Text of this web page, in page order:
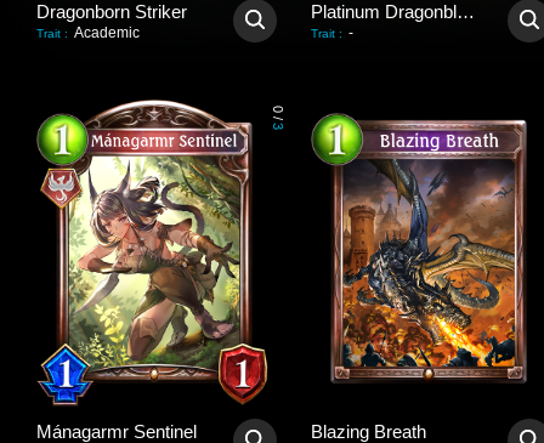
Dragonborn Striker
Trait : Academic
Platinum Dragonblader
Trait : -
0
/
3
Mánagarmr Sentinel Blazing Breath